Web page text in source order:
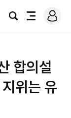
검
전
로
그
합의설
위는 유